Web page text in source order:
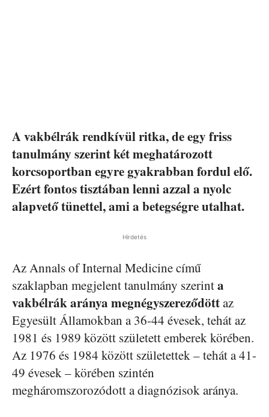
A vakbélrák rendkívül ritka, de egy friss
tanulmány szerint két meghatározott
korcsoportban egyre gyakrabban fordul elő.
Ezért fontos tisztában lenni azzal a nyolc
alapvető tünettel, ami a betegségre utalhat.
Hirdetés
Az Annals of Internal Medicine című
szaklapban megjelent tanulmány szerinta
vakbélrák aránya megnégyszereződöttaz
Egyesült Államokban a 36-44 évesek, tehát az
1981 és 1989 között született emberek körében.
Az 1976 és 1984 között születettek – tehát a 41-
49 évesek – körében szintén
megháromszorozódott a diagnózisok aránya.